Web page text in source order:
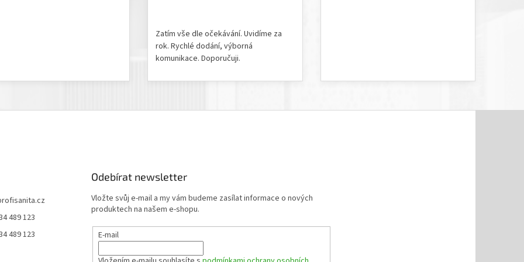
Zatím vše dle očekávání. Uvidíme za
rok. Rychlé dodání, výborná
komunikace. Doporučuji.
489 123
489 123
Odebírat newsletter
Vložte svůj e-mail a my vám budeme zasílat informace o nových
produktech na našem e-shopu.
E-mail